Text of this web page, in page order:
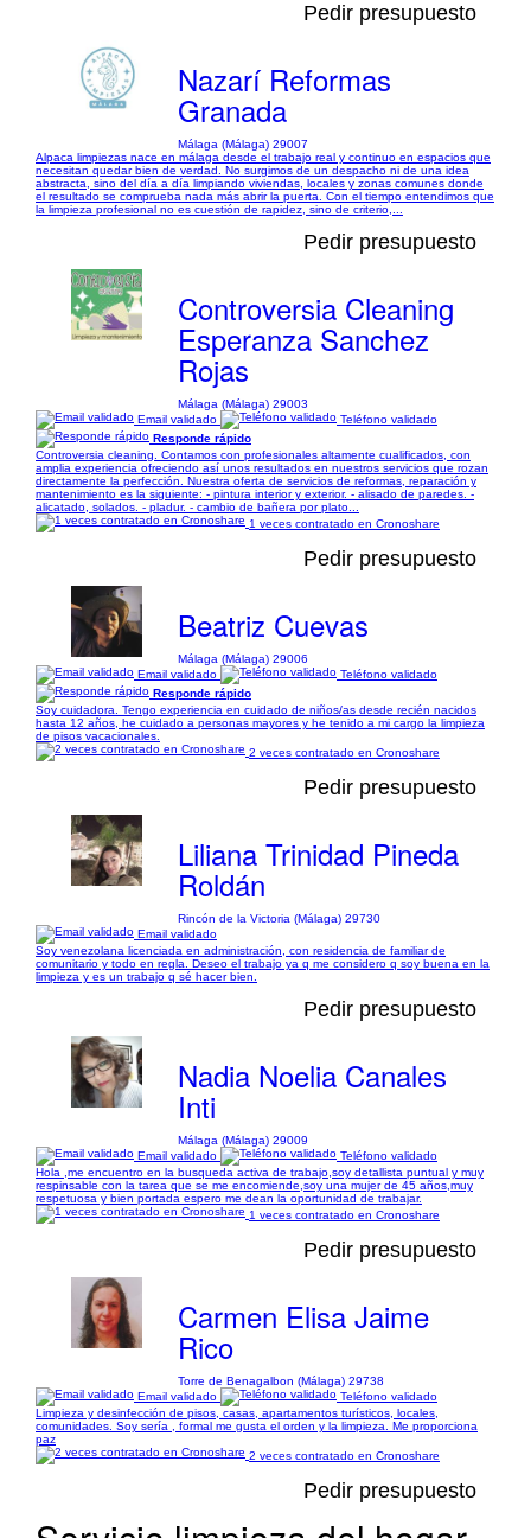
Pedir presupuesto
Nazarí Reformas
Granada
Málaga (Málaga) 29007
Alpaca limpiezas nace en málaga desde el trabajo real y continuo en espacios que
necesitan quedar bien de verdad. No surgimos de un despacho ni de una idea
abstracta, sino del día a día limpiando viviendas, locales y zonas comunes donde
el resultado se comprueba nada más abrir la puerta. Con el tiempo entendimos que
la limpieza profesional no es cuestión de rapidez, sino de criterio,...
Pedir presupuesto
Controversia Cleaning
Esperanza Sanchez
Rojas
Málaga (Málaga) 29003
Email validado
Teléfono validado
Responde rápido
Controversia cleaning. Contamos con profesionales altamente cualificados, con
amplia experiencia ofreciendo así unos resultados en nuestros servicios que rozan
directamente la perfección. Nuestra oferta de servicios de reformas, reparación y
mantenimiento es la siguiente: - pintura interior y exterior. - alisado de paredes. -
alicatado, solados. - pladur. - cambio de bañera por plato...
1 veces contratado en Cronoshare
Pedir presupuesto
Beatriz Cuevas
Málaga (Málaga) 29006
Email validado
Teléfono validado
Responde rápido
Soy cuidadora. Tengo experiencia en cuidado de niños/as desde recién nacidos
hasta 12 años, he cuidado a personas mayores y he tenido a mi cargo la limpieza
de pisos vacacionales.
2 veces contratado en Cronoshare
Pedir presupuesto
Liliana Trinidad Pineda
Roldán
Rincón de la Victoria (Málaga) 29730
Email validado
Soy venezolana licenciada en administración, con residencia de familiar de
comunitario y todo en regla. Deseo el trabajo ya q me considero q soy buena en la
limpieza y es un trabajo q sé hacer bien.
Pedir presupuesto
Nadia Noelia Canales
Inti
Málaga (Málaga) 29009
Email validado
Teléfono validado
Hola ,me encuentro en la busqueda activa de trabajo,soy detallista puntual y muy
respinsable con la tarea que se me encomiende,soy una mujer de 45 años,muy
respetuosa y bien portada espero me dean la oportunidad de trabajar.
1 veces contratado en Cronoshare
Pedir presupuesto
Carmen Elisa Jaime
Rico
Torre de Benagalbon (Málaga) 29738
Email validado
Teléfono validado
Limpieza y desinfección de pisos, casas, apartamentos turísticos, locales,
comunidades. Soy sería , formal me gusta el orden y la limpieza. Me proporciona
paz
2 veces contratado en Cronoshare
Pedir presupuesto